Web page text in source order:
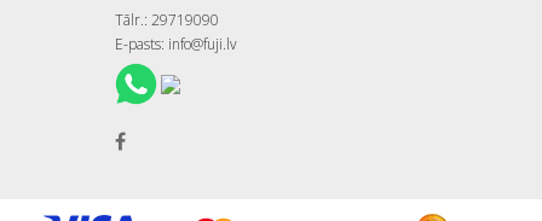
Tālr.: 29719090
E-pasts: info@fuji.lv